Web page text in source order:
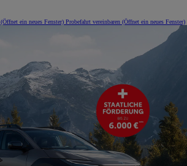
(Öffnet ein neues Fenster) Probefahrt vereinbaren (Öffnet ein neues Fenster)